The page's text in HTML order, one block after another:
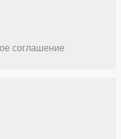
соглашение